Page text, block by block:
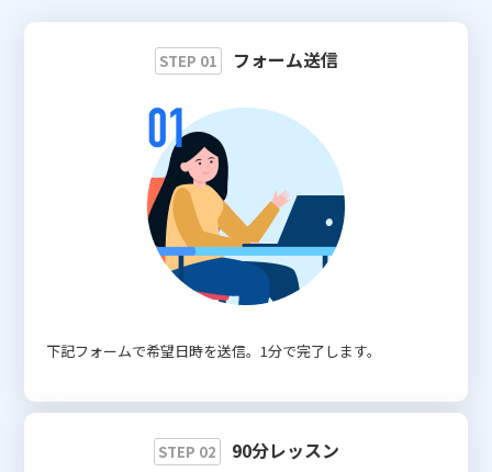
STEP 01 フォーム送信
下記フォームで希望日時を送信。1分で完了します。
STEP 02 90分レッスン